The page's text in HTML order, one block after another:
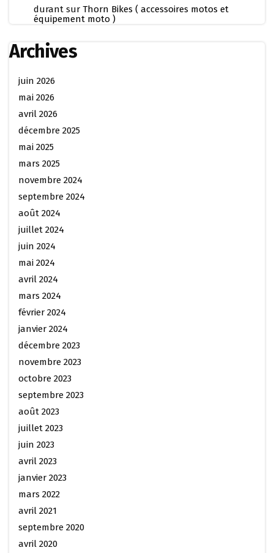
durant sur Thorn Bikes ( accessoires motos et
équipement moto )
Archives
juin 2026
mai 2026
avril 2026
décembre 2025
mai 2025
mars 2025
novembre 2024
septembre 2024
août 2024
juillet 2024
juin 2024
mai 2024
avril 2024
mars 2024
février 2024
janvier 2024
décembre 2023
novembre 2023
octobre 2023
septembre 2023
août 2023
juillet 2023
juin 2023
avril 2023
janvier 2023
mars 2022
avril 2021
septembre 2020
avril 2020